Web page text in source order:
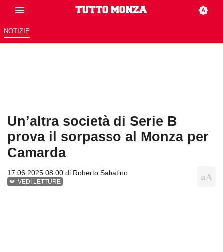
NOTIZIE
Un’altra società di Serie B
prova il sorpasso al Monza per
Camarda
17.06.2025 08:00 di Roberto Sabatino
VEDI LETTURE